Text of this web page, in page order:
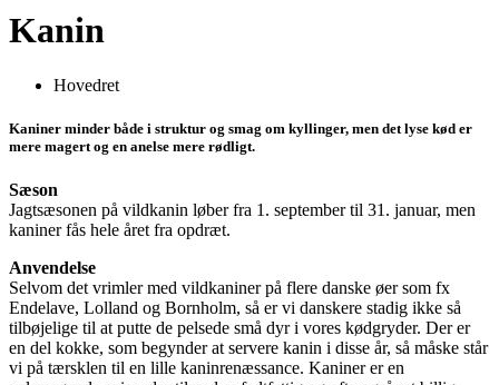
Kanin
Hovedret
Kaniner minder både i struktur og smag om kyllinger, men det lyse kød er
mere magert og en anelse mere rødligt.
Sæson
Jagtsæsonen på vildkanin løber fra 1. september til 31. januar, men
kaniner fås hele året fra opdræt.
Anvendelse
Selvom det vrimler med vildkaniner på flere danske øer som fx
Endelave, Lolland og Bornholm, så er vi danskere stadig ikke så
tilbøjelige til at putte de pelsede små dyr i vores kødgryder. Der er
en del kokke, som begynder at servere kanin i disse år, så måske står
vi på tærsklen til en lille kaninrenæssance. Kaniner er en